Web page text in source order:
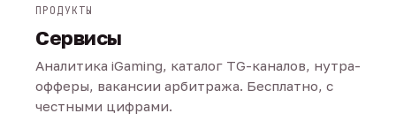
ПРОДУКТЫ
Сервисы
Аналитика iGaming, каталог TG-каналов, нутра-
офферы, вакансии арбитража. Бесплатно, с
честными цифрами.